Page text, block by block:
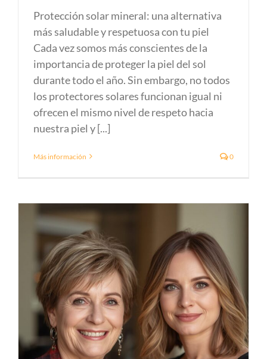
Protección solar mineral: una alternativa
más saludable y respetuosa con tu piel
Cada vez somos más conscientes de la
importancia de proteger la piel del sol
durante todo el año. Sin embargo, no todos
los protectores solares funcionan igual ni
ofrecen el mismo nivel de respeto hacia
nuestra piel y [...]
Más información 0